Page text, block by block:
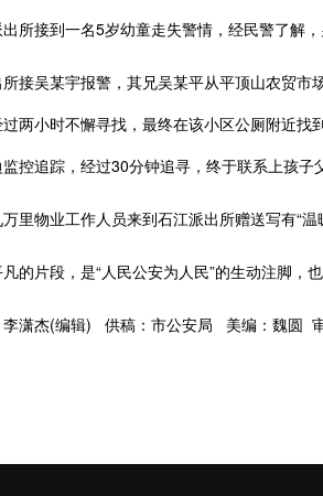
接到一名5岁幼童走失警情，经民警了解，
吴某宇报警，其兄吴某平从平顶山农贸市
两小时不懈寻找，最终在该小区公厕附近
控追踪，经过30分钟追寻，终于联系上孩子
物业工作人员来到石江派出所赠送写有“温
片段，是“人民公安为人民”的生动注脚，
杰(编辑) 供稿：市公安局 美编：魏圆 审